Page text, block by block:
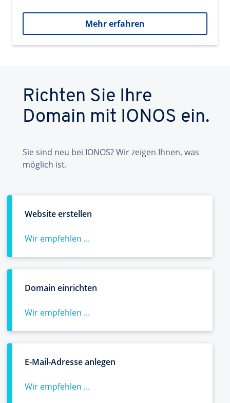
Mehr erfahren
Richten Sie Ihre
Domain mit IONOS ein.
Sie sind neu bei IONOS? Wir zeigen Ihnen, was
möglich ist.
Website erstellen
Wir empfehlen ...
Domain einrichten
Wir empfehlen ...
E-Mail-Adresse anlegen
Wir empfehlen ...